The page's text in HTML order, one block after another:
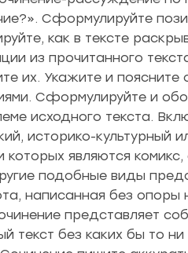
Сформулируйте
как в тексте
из прочитанного
их. Укажите и
Сформулируйте и
исходного текста.
историко-
которых являются
подобные виды
написанная без
представляет
текст без каких бы то